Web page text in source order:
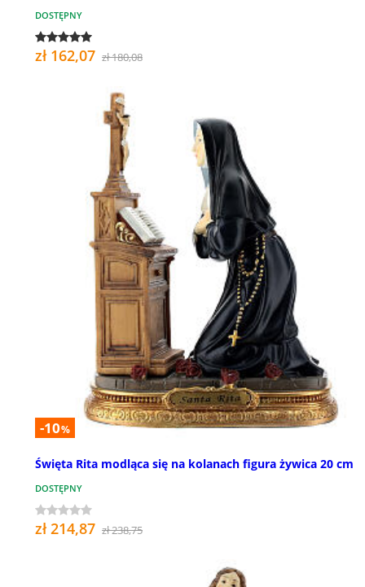
DOSTĘPNY
zł 162,07 zł 180,08
-10%
Święta Rita modląca się na kolanach figura żywica 20 cm
DOSTĘPNY
zł 214,87 zł 238,75